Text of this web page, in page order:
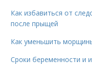
Как избавиться от
после прыщей
Как уменьшить
Сроки беременности и